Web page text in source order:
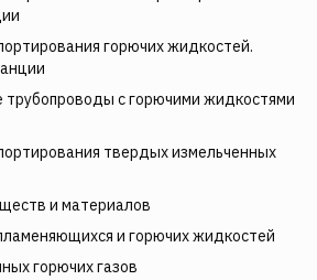
горючих жидкостей.
трубопроводы с горючими жидкостями
твердых измельченных
и материалов
и горючих жидкостей
горючих газов